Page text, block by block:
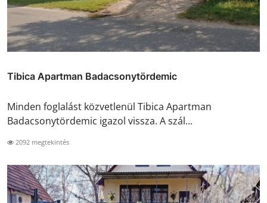
Tibica Apartman Badacsonytördemic
Minden foglalást közvetlenül Tibica Apartman
Badacsonytördemic igazol vissza. A szál...
2092 megtekintés